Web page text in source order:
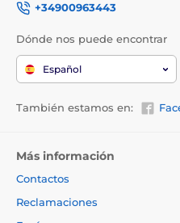
Detección de
una tecnología
que detecta tanto el
cuerdas vocales del perro.
por ruidos ambientales.
+34900963443
Dónde nos puede encontrar
Español
También estamos en:
Más información
Contactos
Reclamaciones